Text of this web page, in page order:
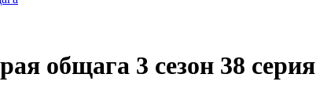
общага 3 сезон 38 серия